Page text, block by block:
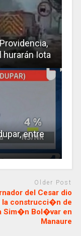
hurarán Iota
entre
Older Post
del Cesar dio
la construcci�n de
Sim�n Bol�var en
Manaure